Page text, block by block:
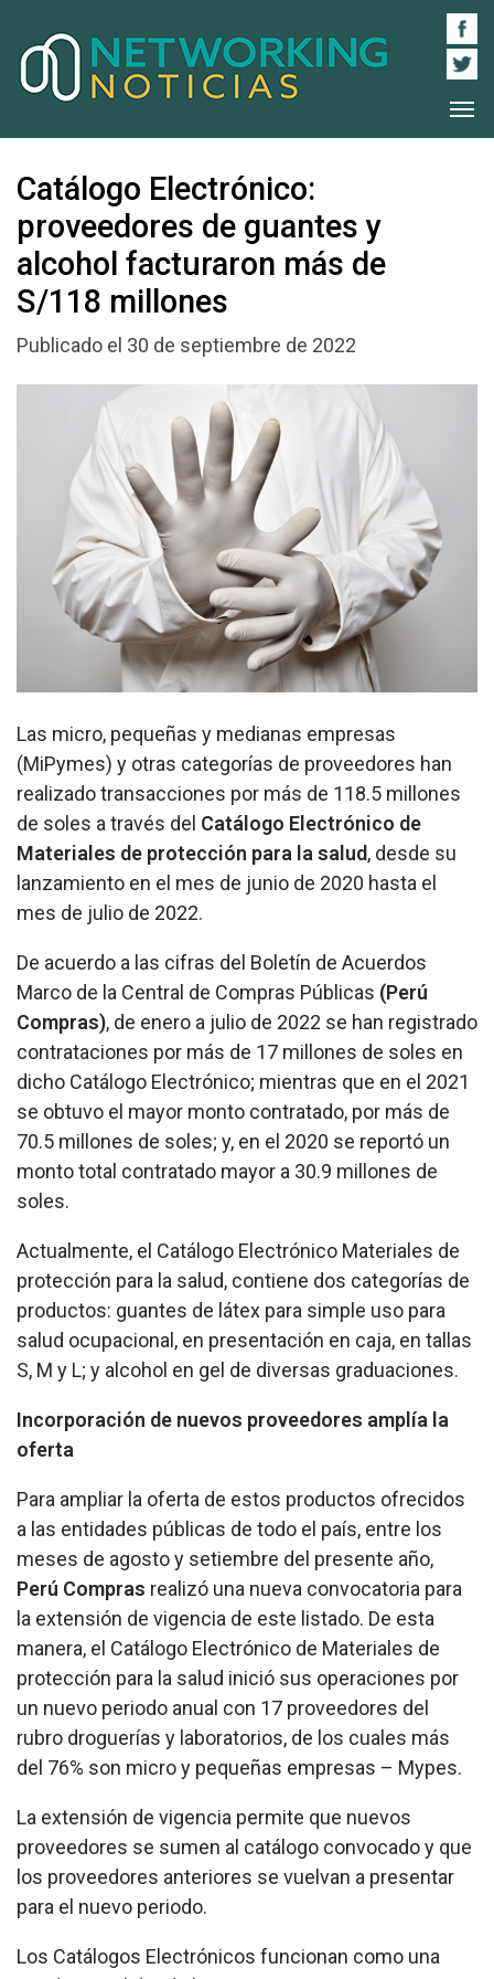
Catálogo Electrónico:
proveedores de guantes y
alcohol facturaron más de
S/118 millones
Publicado el 30 de septiembre de 2022
Las micro, pequeñas y medianas empresas
(MiPymes) y otras categorías de proveedores han
realizado transacciones por más de 118.5 millones
de soles a través del Catálogo Electrónico de
Materiales de protección para la salud, desde su
lanzamiento en el mes de junio de 2020 hasta el
mes de julio de 2022.
De acuerdo a las cifras del Boletín de Acuerdos
Marco de la Central de Compras Públicas (Perú
Compras), de enero a julio de 2022 se han registrado
contrataciones por más de 17 millones de soles en
dicho Catálogo Electrónico; mientras que en el 2021
se obtuvo el mayor monto contratado, por más de
70.5 millones de soles; y, en el 2020 se reportó un
monto total contratado mayor a 30.9 millones de
soles.
Actualmente, el Catálogo Electrónico Materiales de
protección para la salud, contiene dos categorías de
productos: guantes de látex para simple uso para
salud ocupacional, en presentación en caja, en tallas
S, M y L; y alcohol en gel de diversas graduaciones.
Incorporación de nuevos proveedores amplía la
oferta
Para ampliar la oferta de estos productos ofrecidos
a las entidades públicas de todo el país, entre los
meses de agosto y setiembre del presente año,
Perú Compras realizó una nueva convocatoria para
la extensión de vigencia de este listado. De esta
manera, el Catálogo Electrónico de Materiales de
protección para la salud inició sus operaciones por
un nuevo periodo anual con 17 proveedores del
rubro droguerías y laboratorios, de los cuales más
del 76% son micro y pequeñas empresas – Mypes.
La extensión de vigencia permite que nuevos
proveedores se sumen al catálogo convocado y que
los proveedores anteriores se vuelvan a presentar
para el nuevo periodo.
Los Catálogos Electrónicos funcionan como una